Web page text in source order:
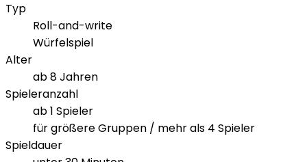
Typ
Roll-and-write
Würfelspiel
Alter
ab 8 Jahren
Spieleranzahl
ab 1 Spieler
für größere Gruppen / mehr als 4 Spieler
Spieldauer